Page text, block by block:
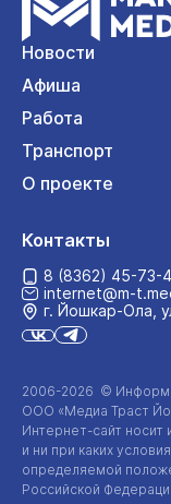
Новости
Афиша
Работа
Транспорт
О проекте
2006-2026 ©
ООО «Медиа Траст
Интернет-сайт носит
и ни при каких
определяемой
Российской
Контакты
8 (8362) 45-73-
internet@m-
г. Йошкар‑Ола,